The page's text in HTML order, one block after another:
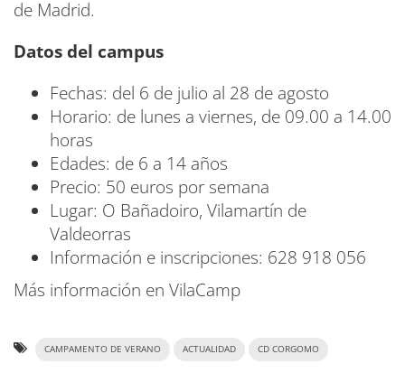
de Madrid.
Datos del campus
Fechas: del 6 de julio al 28 de agosto
Horario: de lunes a viernes, de 09.00 a 14.00
horas
Edades: de 6 a 14 años
Precio: 50 euros por semana
Lugar: O Bañadoiro, Vilamartín de
Valdeorras
Información e inscripciones: 628 918 056
Más información en VilaCamp
CAMPAMENTO DE VERANO ACTUALIDAD CD CORGOMO